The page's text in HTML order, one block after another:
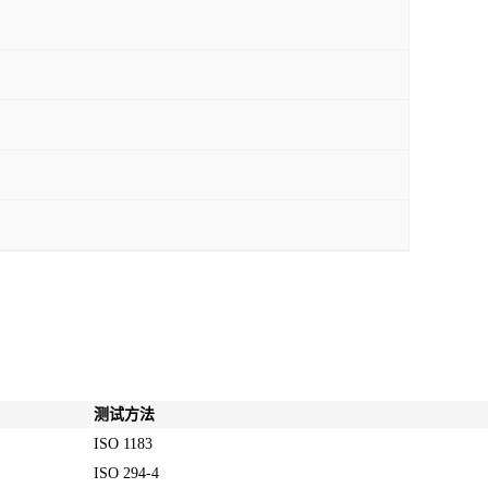
测试方法
ISO 1183
ISO 294-4